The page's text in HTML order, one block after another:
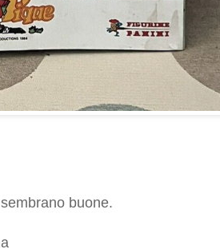
buone.